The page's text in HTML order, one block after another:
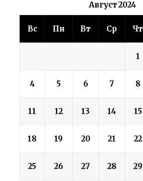
Август 2024
Вс Пн Вт Ср Чт
1
4 5 6 7 8
11 12 13 14 15
18 19 20 21 22
25 26 27 28 29